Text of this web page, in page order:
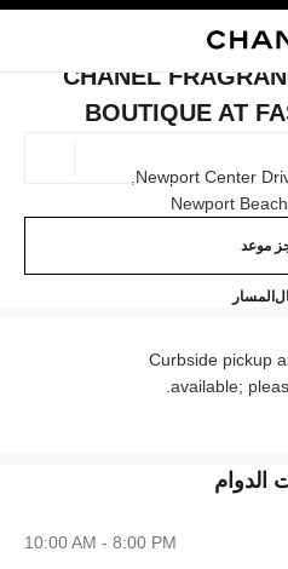
على بوتيك
CHANEL
BOUTIQUE AT
موعد
المسارboutique at Fashion Island
Curbside pickup
available;
الدوام
10:00 AM - 8:00 PM